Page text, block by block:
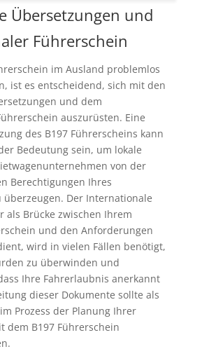
Übersetzungen und
Führerschein
im Ausland problemlos
ist es entscheidend, sich mit den
und dem
auszurüsten. Eine
des B197 Führerscheins kann
Bedeutung sein, um lokale
von der
Berechtigungen Ihres
überzeugen. Der Internationale
als Brücke zwischen Ihrem
und den Anforderungen
wird in vielen Fällen benötigt,
zu überwinden und
Ihre Fahrerlaubnis anerkannt
dieser Dokumente sollte als
Prozess der Planung Ihrer
dem B197 Führerschein